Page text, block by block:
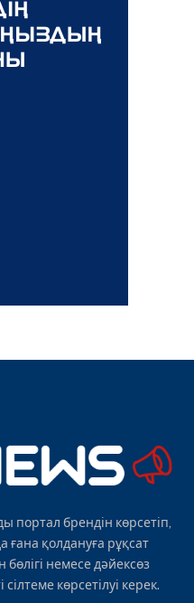
портал брендін көрсетіп,
ғана қолдануға рұқсат
бөлігі немесе дәйексөз
көрсетілуі керек.